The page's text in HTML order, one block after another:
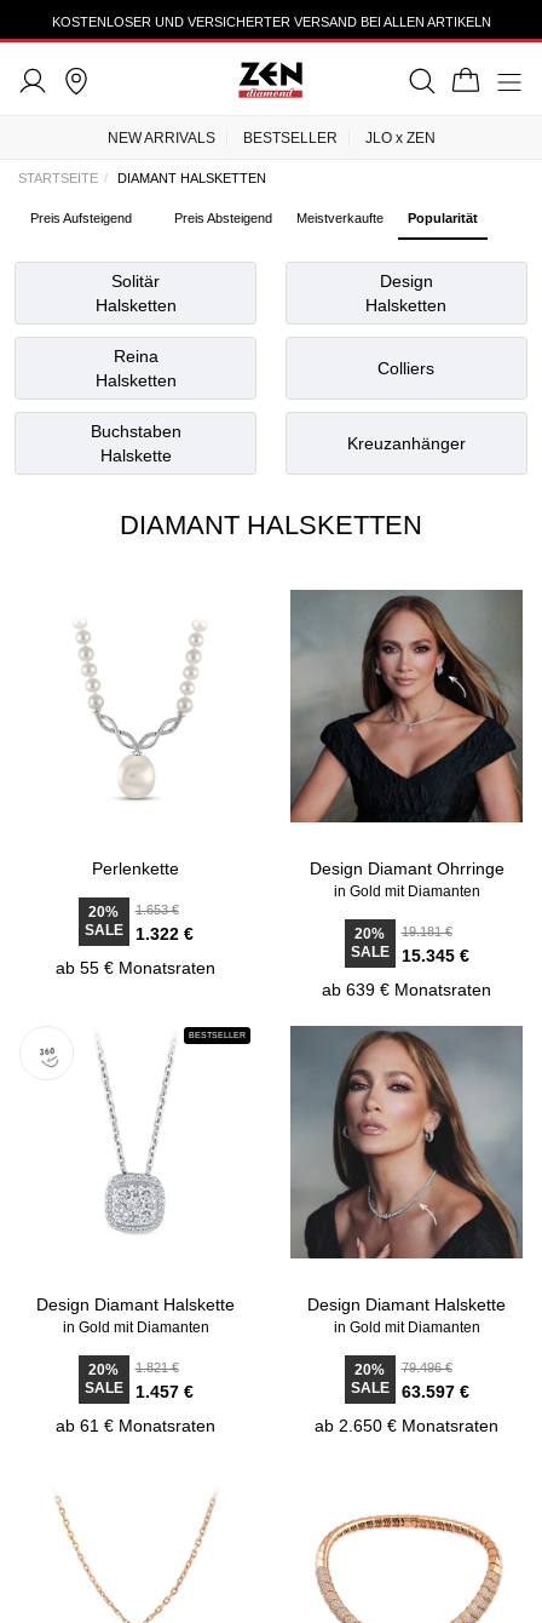
TRUSTEDSHOPS 4.43
NEW ARRIVALS BESTSELLER JLO x ZEN
STARTSEITE DIAMANT HALSKETTEN
Preis Aufsteigend Preis Absteigend Meistverkaufte Popularität
Solitär
Halsketten
Design
Halsketten
Reina
Halsketten
Colliers
Buchstaben
Halskette
Kreuzanhänger
DIAMANT HALSKETTEN
Perlenkette
20%
SALE
1.653 €
1.322 €
ab 55 € Monatsraten
Design Diamant Ohrringe
in Gold mit Diamanten
20%
SALE
19.181 €
15.345 €
ab 639 € Monatsraten
BESTSELLER
Design Diamant Halskette
in Gold mit Diamanten
20%
SALE
1.821 €
1.457 €
ab 61 € Monatsraten
Design Diamant Halskette
in Gold mit Diamanten
20%
SALE
79.496 €
63.597 €
ab 2.650 € Monatsraten